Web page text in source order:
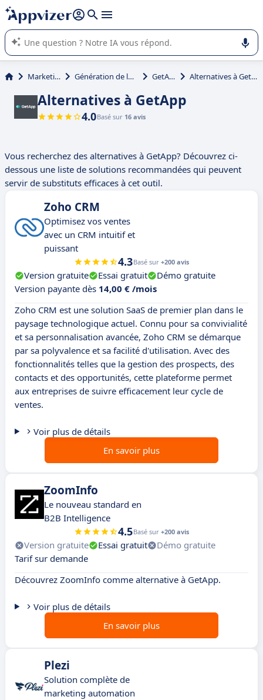
répondre (plusieurs lignes avec
L'IA de Appvizer vous guide dans l'utilisation ou la sélection de
logiciel SaaS en entreprise.
Marketing Génération de leads GetApp Alternatives à GetApp
Alternatives à GetApp
4.0Basé sur 16 avis
Vous recherchez des alternatives à GetApp? Découvrez ci-
dessous une liste de solutions recommandées qui peuvent
servir de substituts efficaces à cet outil.
Zoho CRM
Optimisez vos ventes
avec un CRM intuitif et
puissant
4.3Basé sur +200 avis
Version gratuite Essai gratuit
Démo gratuite
Version payante dès 14,00 € /mois
Zoho CRM est une solution SaaS de premier plan dans le
paysage technologique actuel. Connu pour sa convivialité
et sa personnalisation avancée, Zoho CRM se démarque
par sa polyvalence et sa facilité d'utilisation. Avec des
fonctionnalités telles que la gestion des prospects, des
contacts et des opportunités, cette plateforme permet
aux entreprises de suivre efficacement leur cycle de
ventes.
Voir plus de détails
En savoir plus
ZoomInfo
Le nouveau standard en
B2B Intelligence
4.5Basé sur +200 avis
Version gratuite Essai gratuit
Démo gratuite
Tarif sur demande
Découvrez ZoomInfo comme alternative à GetApp.
Voir plus de détails
En savoir plus
Plezi
Solution complète de
marketing automation